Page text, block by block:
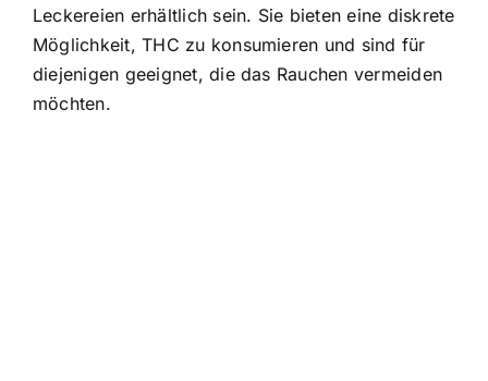
Leckereien erhältlich sein. Sie bieten eine diskrete
Möglichkeit, THC zu konsumieren und sind für
diejenigen geeignet, die das Rauchen vermeiden
möchten.